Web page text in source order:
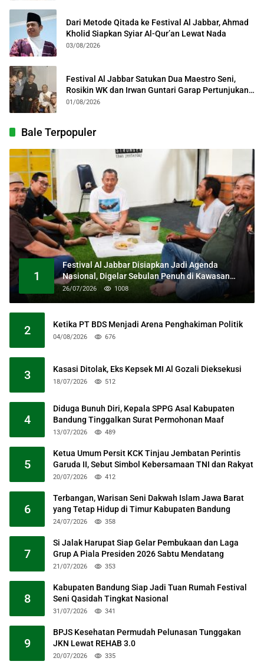
Dari Metode Qitada ke Festival Al Jabbar, Ahmad
Kholid Siapkan Syiar Al-Qur’an Lewat Nada
03/08/2026
Festival Al Jabbar Satukan Dua Maestro Seni,
Rosikin WK dan Irwan Guntari Garap Pertunjukan
Kolosal
01/08/2026
Bale Terpopuler
1
Festival Al Jabbar Disiapkan Jadi Agenda
Nasional, Digelar Sebulan Penuh di Kawasan
Masjid Raya Al Jabbar
26/07/2026 1008
2 Ketika PT BDS Menjadi Arena Penghakiman Politik
04/08/2026 676
3 Kasasi Ditolak, Eks Kepsek MI Al Gozali Dieksekusi
18/07/2026 512
4
Diduga Bunuh Diri, Kepala SPPG Asal Kabupaten
Bandung Tinggalkan Surat Permohonan Maaf
13/07/2026 489
5
Ketua Umum Persit KCK Tinjau Jembatan Perintis
Garuda II, Sebut Simbol Kebersamaan TNI dan Rakyat
20/07/2026 412
6
Terbangan, Warisan Seni Dakwah Islam Jawa Barat
yang Tetap Hidup di Timur Kabupaten Bandung
24/07/2026 358
7
Si Jalak Harupat Siap Gelar Pembukaan dan Laga
Grup A Piala Presiden 2026 Sabtu Mendatang
21/07/2026 353
8
Kabupaten Bandung Siap Jadi Tuan Rumah Festival
Seni Qasidah Tingkat Nasional
31/07/2026 341
9
BPJS Kesehatan Permudah Pelunasan Tunggakan
JKN Lewat REHAB 3.0
20/07/2026 335